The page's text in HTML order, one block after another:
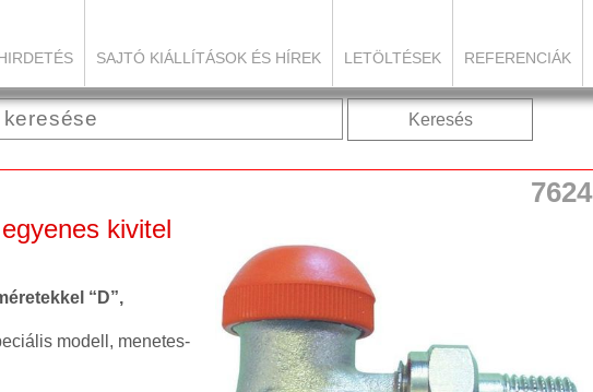
SAJTÓ KIÁLLÍTÁSOK ÉS HÍREK LETÖLTÉSEK REFERENCIÁK
Keresés
7624
kivitel
“D”,
modell, menetes-